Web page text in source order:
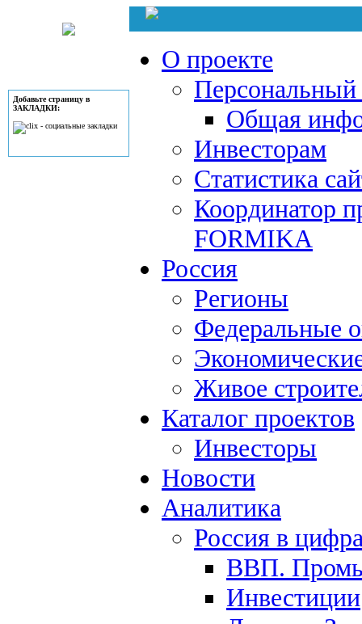
Добавьте страницу в
ЗАКЛАДКИ:
О проекте
Персональный
Общая
Инвесторам
Статистика
Координатор
FORMIKA
Россия
Регионы
Федеральные
Живое
Каталог проектов
Инвесторы
Новости
Аналитика
Россия в
ВВП.
Инвестиции